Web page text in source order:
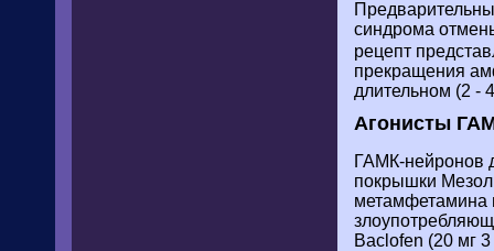
синдрома
рецепт
прекращения
длительном (2 -
Агонисты
ГАМК-нейронов
покрышки
метамфетамина
Baclofen (20 мг